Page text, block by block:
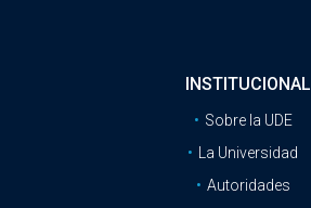
INSTITUCIONAL
Sobre la UDE
La Universidad
Autoridades